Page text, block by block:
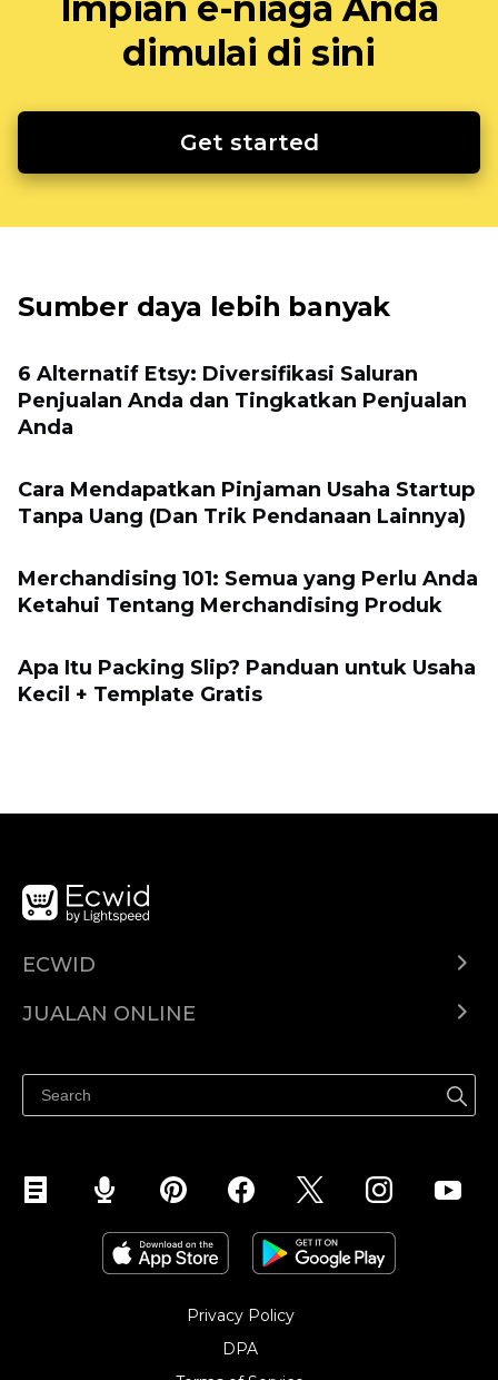
dimulai di sini
Get started
Sumber daya lebih banyak
6 Alternatif Etsy: Diversifikasi Saluran
Penjualan Anda dan Tingkatkan Penjualan
Anda
Cara Mendapatkan Pinjaman Usaha Startup
Tanpa Uang (Dan Trik Pendanaan Lainnya)
Merchandising 101: Semua yang Perlu Anda
Ketahui Tentang Merchandising Produk
Apa Itu Packing Slip? Panduan untuk Usaha
Kecil + Template Gratis
ECWID
Pusat Bantuan
JUALAN ONLINE
Jualan di Facebook
Privacy Policy
DPA